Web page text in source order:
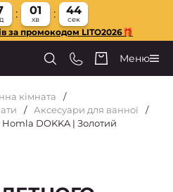
01
хв
42
сек
за промокодом LITO2026🎁
Меню
кімната
Аксесуари для ванної
DOKKA | Золотий